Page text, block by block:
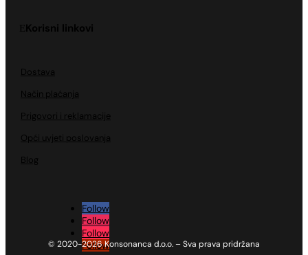
Korisni linkovi
Dostava
Način plaćanja
Prigovori i reklamacije
Opći uvjeti poslovanja
Blog
Follow
Follow
Follow
Follow
© 2020-2026 Konsonanca d.o.o. – Sva prava pridržana